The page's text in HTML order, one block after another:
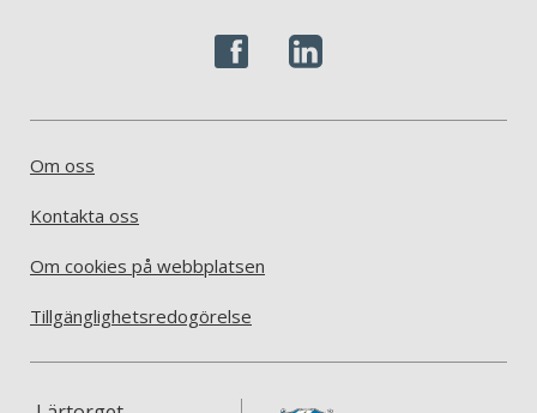
Om oss
Kontakta oss
Om cookies på webbplatsen
Tillgänglighetsredogörelse